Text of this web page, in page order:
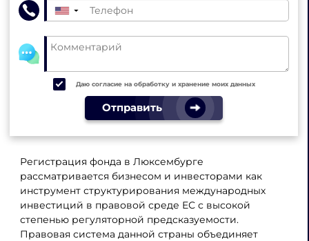
▼
Даю согласие на обработку и хранение моих данных
Отправить
Регистрация фонда в Люксембурге
рассматривается бизнесом и инвесторами как
инструмент структурирования международных
инвестиций в правовой среде ЕС с высокой
степенью регуляторной предсказуемости.
Правовая система данной страны объединяет